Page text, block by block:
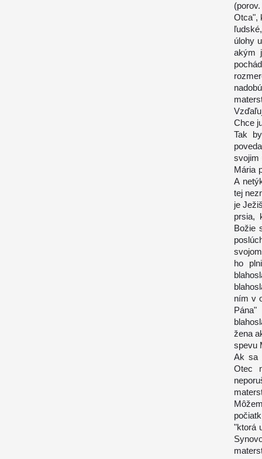
Otca",
úlohy
akým
Chce
Tak
svojim
Mária
A
tej
je
prsia,
Božie
ho
ním v
žena
spevu
Ak sa
Otec
"ktorá